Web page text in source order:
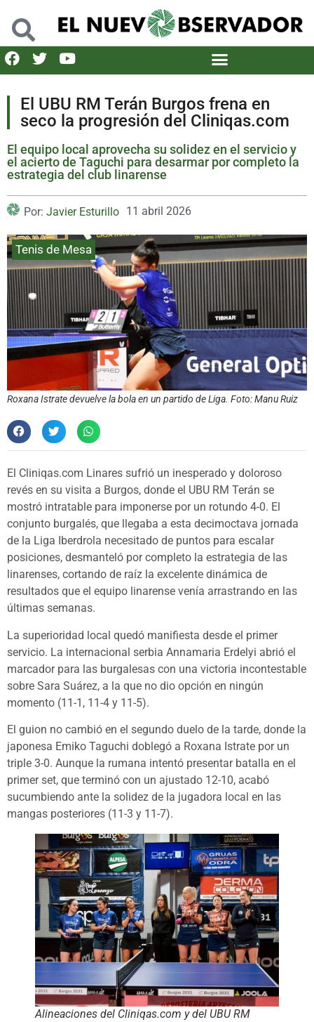
El UBU RM Terán Burgos frena en
seco la progresión del Cliniqas.com
El equipo local aprovecha su solidez en el servicio y
el acierto de Taguchi para desarmar por completo la
estrategia del club linarense
Por: Javier Esturillo 11 abril 2026
Tenis de Mesa
Roxana Istrate devuelve la bola en un partido de Liga. Foto: Manu Ruiz
El Cliniqas.com Linares sufrió un inesperado y doloroso
revés en su visita a Burgos, donde el UBU RM Terán se
mostró intratable para imponerse por un rotundo 4-0. El
conjunto burgalés, que llegaba a esta decimoctava jornada
de la Liga Iberdrola necesitado de puntos para escalar
posiciones, desmanteló por completo la estrategia de las
linarenses, cortando de raíz la excelente dinámica de
resultados que el equipo linarense venía arrastrando en las
últimas semanas.
La superioridad local quedó manifiesta desde el primer
servicio. La internacional serbia Annamaria Erdelyi abrió el
marcador para las burgalesas con una victoria incontestable
sobre Sara Suárez, a la que no dio opción en ningún
momento (11-1, 11-4 y 11-5).
El guion no cambió en el segundo duelo de la tarde, donde la
japonesa Emiko Taguchi doblegó a Roxana Istrate por un
triple 3-0. Aunque la rumana intentó presentar batalla en el
primer set, que terminó con un ajustado 12-10, acabó
sucumbiendo ante la solidez de la jugadora local en las
mangas posteriores (11-3 y 11-7).
Alineaciones del Cliniqas.com y del UBU RM